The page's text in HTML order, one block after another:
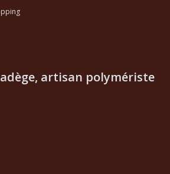
artisan polymériste